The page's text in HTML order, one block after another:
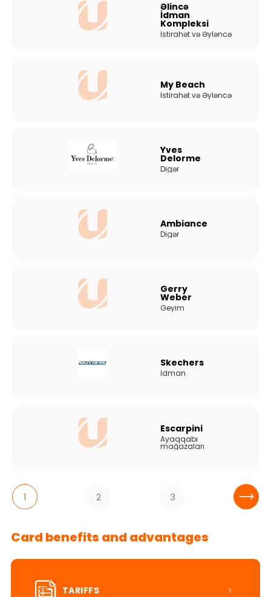
Əlincə
İdman
Kompleksi
İstirahət və Əyləncə
My Beach
İstirahət və Əyləncə
Yves
Delorme
Digər
Ambiance
Digər
Gerry
Weber
Geyim
Skechers
İdman
Escarpini
Ayaqqabı
mağazaları
1 2 3
Card benefits and advantages
TARIFFS